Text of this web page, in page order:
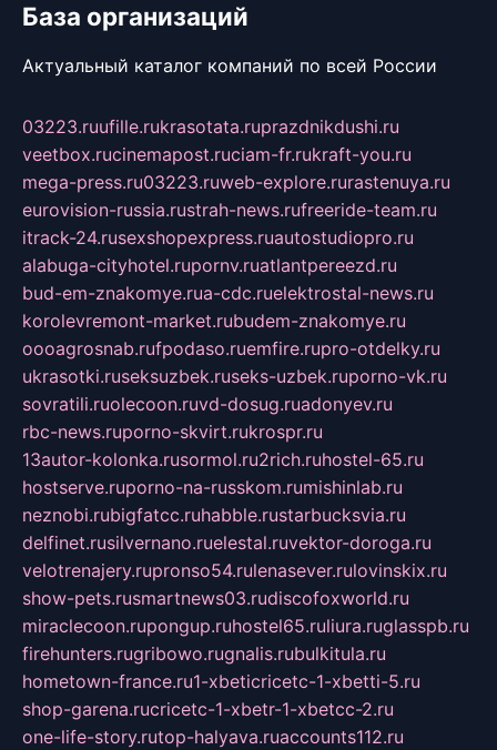
База организаций
Актуальный каталог компаний по всей России
03223.ruufille.rukrasotata.ruprazdnikdushi.ru
veetbox.rucinemapost.ruciam-fr.rukraft-you.ru
mega-press.ru03223.ruweb-explore.rurastenuya.ru
eurovision-russia.rustrah-news.rufreeride-team.ru
itrack-24.rusexshopexpress.ruautostudiopro.ru
alabuga-cityhotel.rupornv.ruatlantpereezd.ru
bud-em-znakomye.rua-cdc.ruelektrostal-news.ru
korolevremont-market.rubudem-znakomye.ru
oooagrosnab.rufpodaso.ruemfire.rupro-otdelky.ru
ukrasotki.ruseksuzbek.ruseks-uzbek.ruporno-vk.ru
sovratili.ruolecoon.ruvd-dosug.ruadonyev.ru
rbc-news.ruporno-skvirt.rukrospr.ru
13autor-kolonka.rusormol.ru2rich.ruhostel-65.ru
hostserve.ruporno-na-russkom.rumishinlab.ru
neznobi.rubigfatcc.ruhabble.rustarbucksvia.ru
delfinet.rusilvernano.ruelestal.ruvektor-doroga.ru
velotrenajery.rupronso54.rulenasever.rulovinskix.ru
show-pets.rusmartnews03.rudiscofoxworld.ru
miraclecoon.rupongup.ruhostel65.ruliura.ruglasspb.ru
firehunters.rugribowo.rugnalis.rubulkitula.ru
hometown-france.ru1-xbeticricetc-1-xbetti-5.ru
shop-garena.rucricetc-1-xbetr-1-xbetcc-2.ru
one-life-story.rutop-halyava.ruaccounts112.ru